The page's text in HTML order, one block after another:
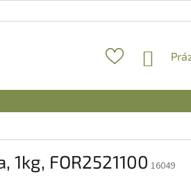
FOR2521100 16049